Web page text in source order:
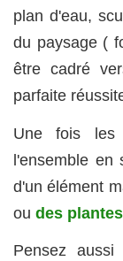
plan d'eau,
du paysage (
être cadré
parfaite
Une fois les
l'ensemble en
d'un élément
ou des
Pensez